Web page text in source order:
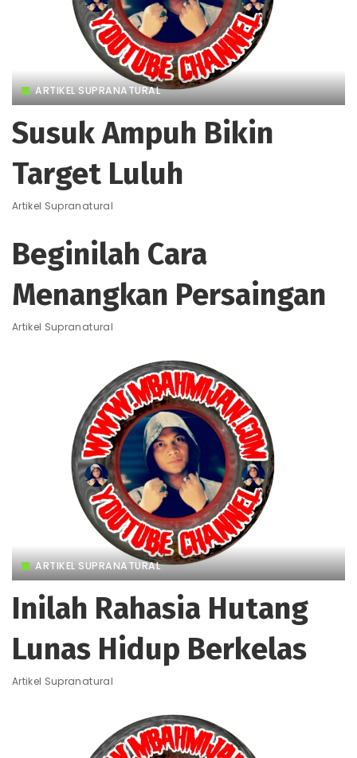
ARTIKEL SUPRANATURAL
Susuk Ampuh Bikin
Target Luluh
Artikel Supranatural
Beginilah Cara
Menangkan Persaingan
Artikel Supranatural
ARTIKEL SUPRANATURAL
Inilah Rahasia Hutang
Lunas Hidup Berkelas
Artikel Supranatural